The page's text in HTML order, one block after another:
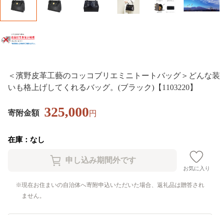
＜濱野皮革工藝のコッコブリエミニトートバッグ＞どんな装
いも格上げしてくれるバッグ。(ブラック)【1103220】
寄附金額 325,000円
在庫：なし
お気に入り
現在お住まいの自治体へ寄附申込いただいた場合、返礼品は贈答され
ません。